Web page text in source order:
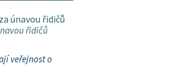
řidičů
veřejnost o